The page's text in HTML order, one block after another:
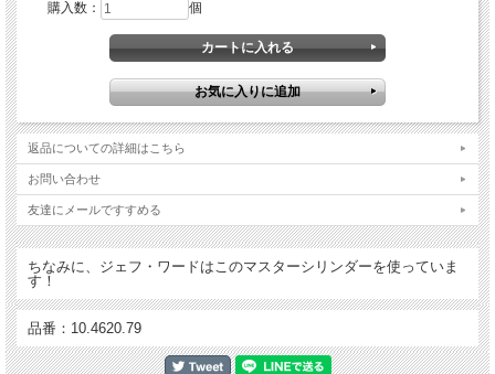
購入数： 個
返品についての詳細はこちら
お問い合わせ
友達にメールですすめる
ちなみに、ジェフ・ワードはこのマスターシリンダーを使っていま
す！
品番：10.4620.79